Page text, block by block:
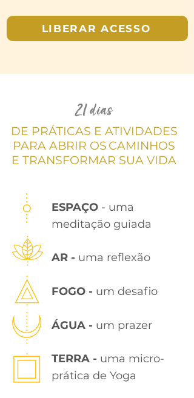
LIBERAR ACESSO
21 dias
DE PRÁTICAS E ATIVIDADES
PARA ABRIR OS CAMINHOS
E TRANSFORMAR SUA VIDA
ESPAÇO - uma
meditação guiada
AR - uma reflexão
FOGO - um desafio
ÁGUA - um prazer
TERRA - uma micro-
prática de Yoga